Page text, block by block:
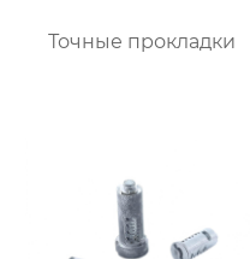
Точные прокладки